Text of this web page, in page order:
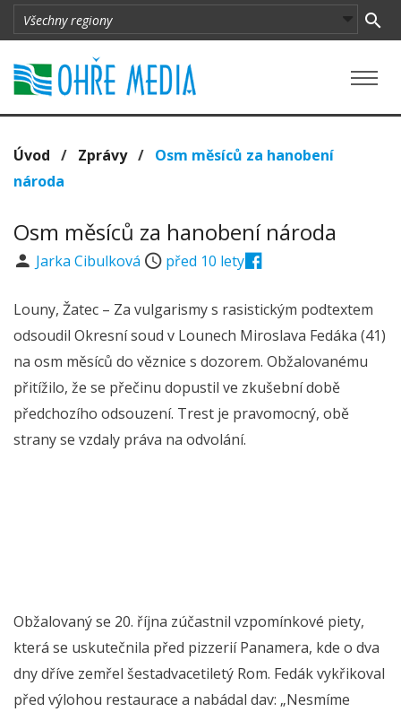
Úvod / Zprávy/ Osm měsíců za hanobení
národa
Osm měsíců za hanobení národa
Jarka Cibulková před 10 lety
Louny, Žatec – Za vulgarismy s rasistickým podtextem
odsoudil Okresní soud v Lounech Miroslava Fedáka (41)
na osm měsíců do věznice s dozorem. Obžalovanému
přitížilo, že se přečinu dopustil ve zkušební době
předchozího odsouzení. Trest je pravomocný, obě
strany se vzdaly práva na odvolání.
Obžalovaný se 20. října zúčastnil vzpomínkové piety,
která se uskutečnila před pizzerií Panamera, kde o dva
dny dříve zemřel šestadvacetiletý Rom. Fedák vykřikoval
před výlohou restaurace a nabádal dav: „Nesmíme